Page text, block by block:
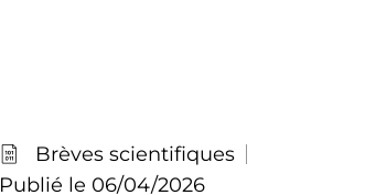
Brèves scientifiques
Publié le 06/04/2026